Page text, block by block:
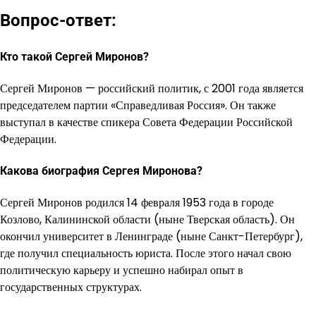
Вопрос-ответ:
Кто такой Сергей Миронов?
Сергей Миронов — российский политик, с 2001 года является
председателем партии «Справедливая Россия». Он также
выступал в качестве спикера Совета Федерации Российской
Федерации.
Какова биография Сергея Миронова?
Сергей Миронов родился 14 февраля 1953 года в городе
Козлово, Калининской области (ныне Тверская область). Он
окончил университет в Ленинграде (ныне Санкт-Петербург),
где получил специальность юриста. После этого начал свою
политическую карьеру и успешно набирал опыт в
государственных структурах.